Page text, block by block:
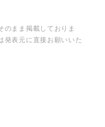
のまま掲載しておりま
発表元に直接お願いいた